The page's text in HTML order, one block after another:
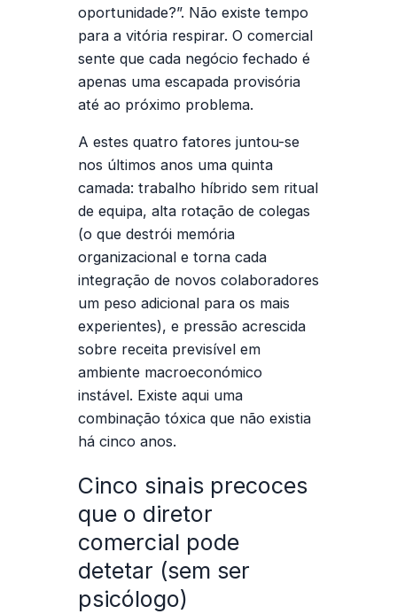
oportunidade?”. Não existe tempo
para a vitória respirar. O comercial
sente que cada negócio fechado é
apenas uma escapada provisória
até ao próximo problema.
A estes quatro fatores juntou-se
nos últimos anos uma quinta
camada: trabalho híbrido sem ritual
de equipa, alta rotação de colegas
(o que destrói memória
organizacional e torna cada
integração de novos colaboradores
um peso adicional para os mais
experientes), e pressão acrescida
sobre receita previsível em
ambiente macroeconómico
instável. Existe aqui uma
combinação tóxica que não existia
há cinco anos.
Cinco sinais precoces
que o diretor
comercial pode
detetar (sem ser
psicólogo)